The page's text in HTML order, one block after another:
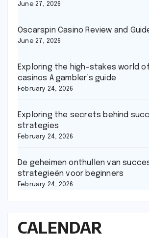
June 27, 2026
Oscarspin Casino Review and
June 27, 2026
Exploring the high-stakes world
casinos A gambler’s guide
February 24, 2026
Exploring the secrets behind
strategies
February 24, 2026
De geheimen onthullen van
strategieën voor beginners
February 24, 2026
CALENDAR